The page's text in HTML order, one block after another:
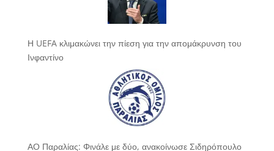
Η UEFA κλιμακώνει την πίεση για την απομάκρυνση του
Ινφαντίνο
ΑΟ Παραλίας: Φινάλε με δύο, ανακοίνωσε Σιδηρόπουλο